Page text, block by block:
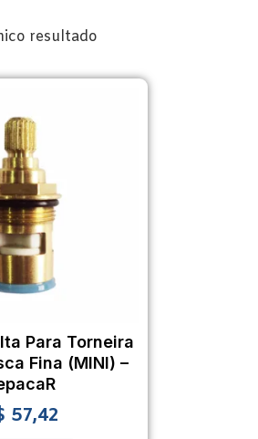
resultado
Para Torneira
Fina (MINI) –
57,42